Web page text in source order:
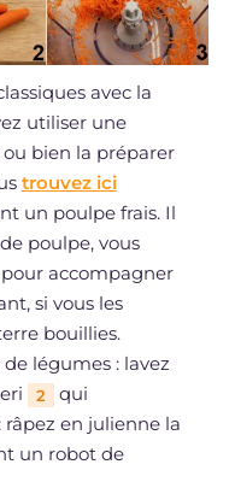
avec la
utiliser une
bien la préparer
trouvez ici
un poulpe frais. Il
poulpe, vous
accompagner
si vous les
bouillies.
légumes : lavez
2
qui
en julienne la
un robot de